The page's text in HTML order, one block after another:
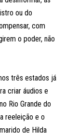
ou do
com
o poder, não
três estados já
criar áudios e
Rio Grande do
reeleição e o
de Hilda